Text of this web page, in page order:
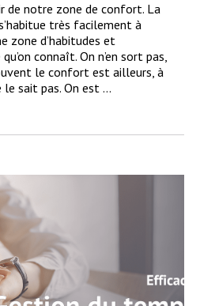
de notre zone de confort. La
très facilement à
zone d’habitudes et
connaît. On n’en sort pas,
le confort est ailleurs, à
sait pas. On est ...